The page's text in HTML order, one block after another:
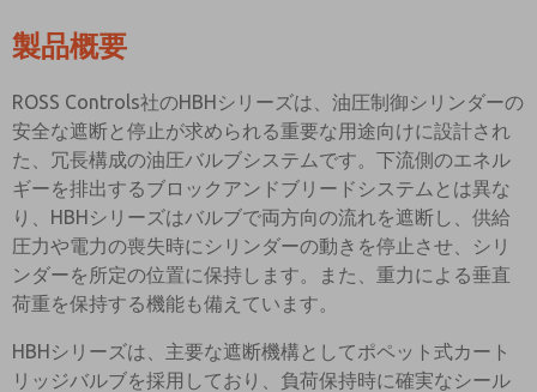
製品概要
ROSS Controls社のHBHシリーズは、油圧制御シリンダーの
安全な遮断と停止が求められる重要な用途向けに設計され
た、冗長構成の油圧バルブシステムです。下流側のエネル
ギーを排出するブロックアンドブリードシステムとは異な
り、HBHシリーズはバルブで両方向の流れを遮断し、供給
圧力や電力の喪失時にシリンダーの動きを停止させ、シリ
ンダーを所定の位置に保持します。また、重力による垂直
荷重を保持する機能も備えています。
HBHシリーズは、主要な遮断機構としてポペット式カート
リッジバルブを採用しており、負荷保持時に確実なシール